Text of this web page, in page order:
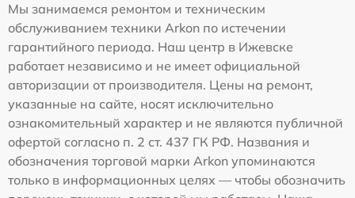
Мы занимаемся ремонтом и техническим
обслуживанием техники Arkon по истечении
гарантийного периода. Наш центр в Ижевске
работает независимо и не имеет официальной
авторизации от производителя. Цены на ремонт,
указанные на сайте, носят исключительно
ознакомительный характер и не являются публичной
офертой согласно п. 2 ст. 437 ГК РФ. Названия и
обозначения торговой марки Arkon упоминаются
только в информационных целях — чтобы обозначить